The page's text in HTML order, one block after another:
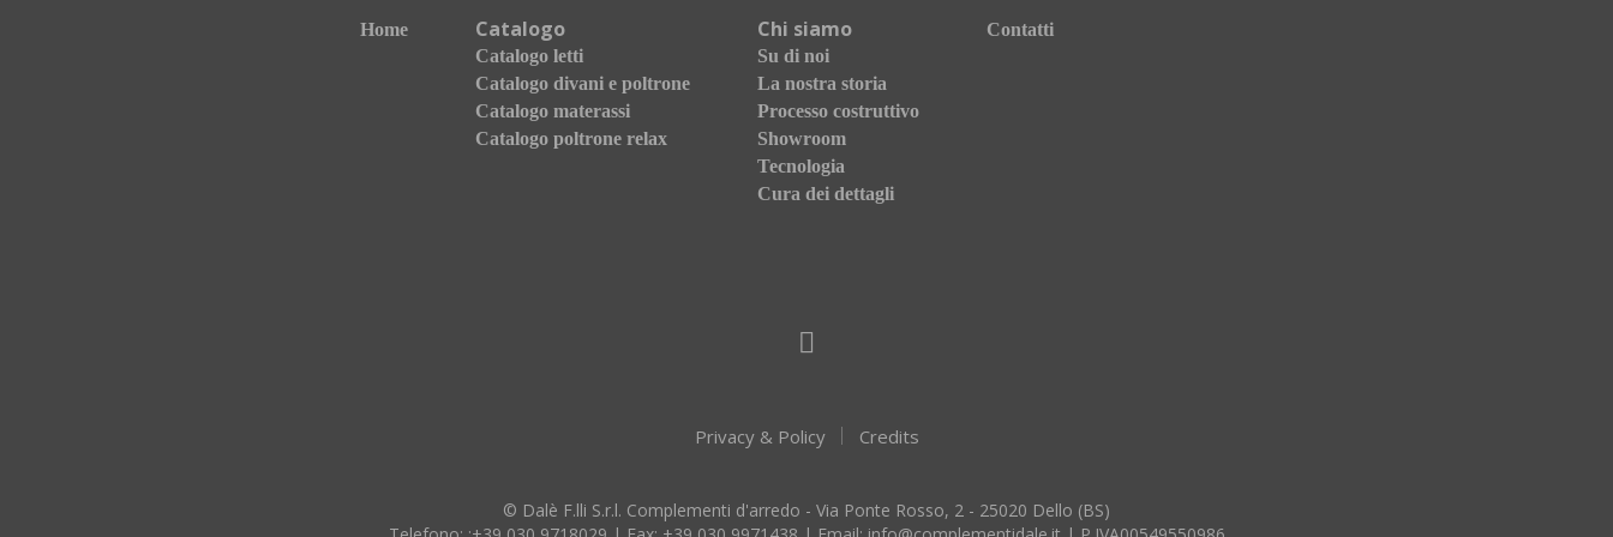
Home Catalogo
Catalogo letti
Catalogo divani e poltrone
Catalogo materassi
Catalogo poltrone relax
Chi siamo
Su di noi
La nostra storia
Processo costruttivo
Showroom
Tecnologia
Cura dei dettagli
Contatti
Privacy & Policy Credits
© Dalè F.lli S.r.l. Complementi d'arredo - Via Ponte Rosso, 2 - 25020 Dello (BS)